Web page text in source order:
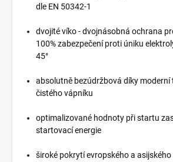
dle EN 50342-1
dvojité víko - dvojnásobná ochrana
100% zabezpečení proti úniku
45°
absolutně bezúdržbová díky moderní
čistého vápníku
optimalizované hodnoty při startu
startovací energie
široké pokrytí evropského a